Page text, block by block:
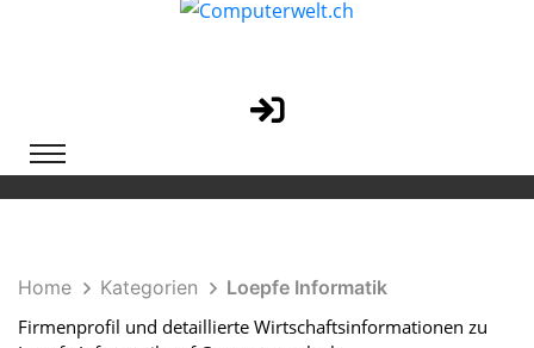
Home Kategorien
Loepfe Informatik
Firmenprofil und detaillierte Wirtschaftsinformationen zu